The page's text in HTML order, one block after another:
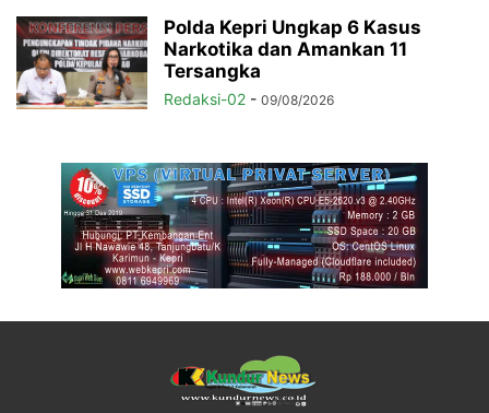
Polda Kepri Ungkap 6 Kasus
Narkotika dan Amankan 11
Tersangka
Redaksi-02 - 09/08/2026